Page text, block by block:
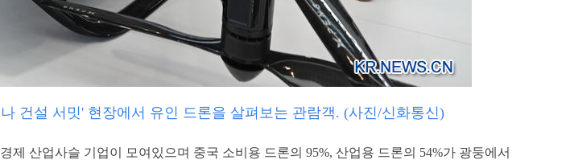
건설 서밋' 현장에서 유인 드론을 살펴보는 관람객. (사진/신화통신)
제 산업사슬 기업이 모여있으며 중국 소비용 드론의 95%, 산업용 드론의 54%가 광둥에서